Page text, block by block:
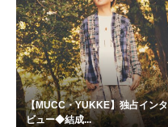
【MUCC・YUKKE】独占インタ
ビュー◆結成...